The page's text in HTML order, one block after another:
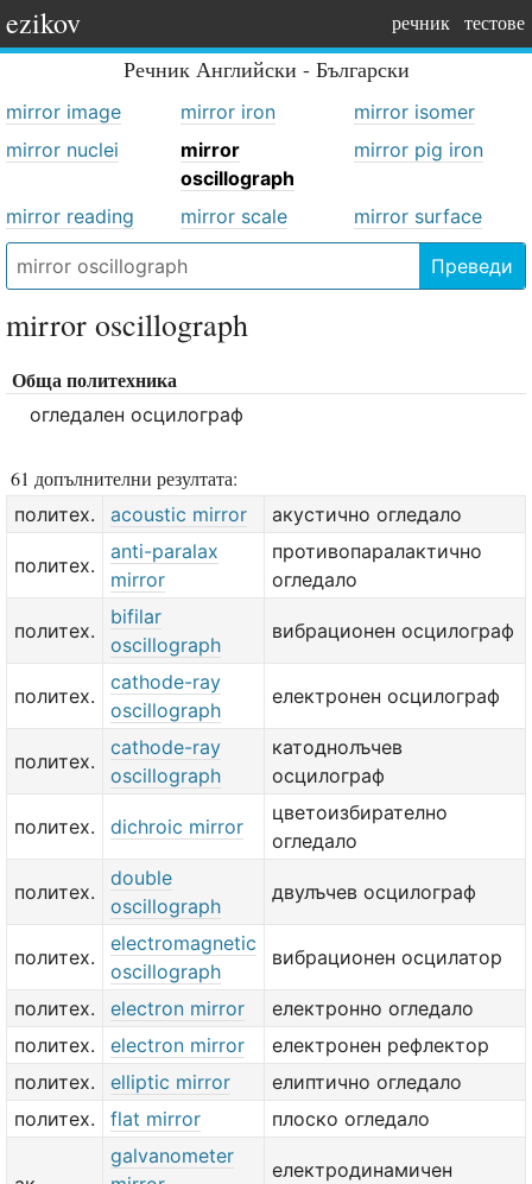
ezikov речник тестове
Речник Английски - Български
mirror image mirror iron
mirror isomer
mirror nuclei
mirror
oscillograph
mirror pig iron
mirror reading mirror scale mirror surface
Преведи
mirror oscillograph
Обща политехника
огледален осцилограф
61 допълнителни резултата:
политех. acoustic mirror акустично огледало
политех.
anti-paralax
mirror
противопаралактично
огледало
политех.
bifilar
oscillograph
вибрационен осцилограф
политех.
cathode-ray
oscillograph
електронен осцилограф
политех.
cathode-ray
oscillograph
катоднолъчев
осцилограф
политех. dichroic mirror
цветоизбирателно
огледало
политех.
double
oscillograph
двулъчев осцилограф
политех.
electromagnetic
oscillograph
вибрационен осцилатор
политех. electron mirror
електронно огледало
политех.
electron mirror
електронен рефлектор
политех.
elliptic mirror
елиптично огледало
политех.
flat mirror плоско огледало
galvanometer
електродинамичен